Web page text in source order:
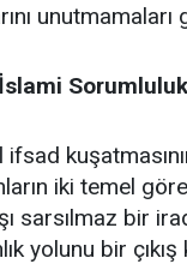
unutmamaları
Sorumluluk
ifsad
iki temel
sarsılmaz bir
yolunu bir